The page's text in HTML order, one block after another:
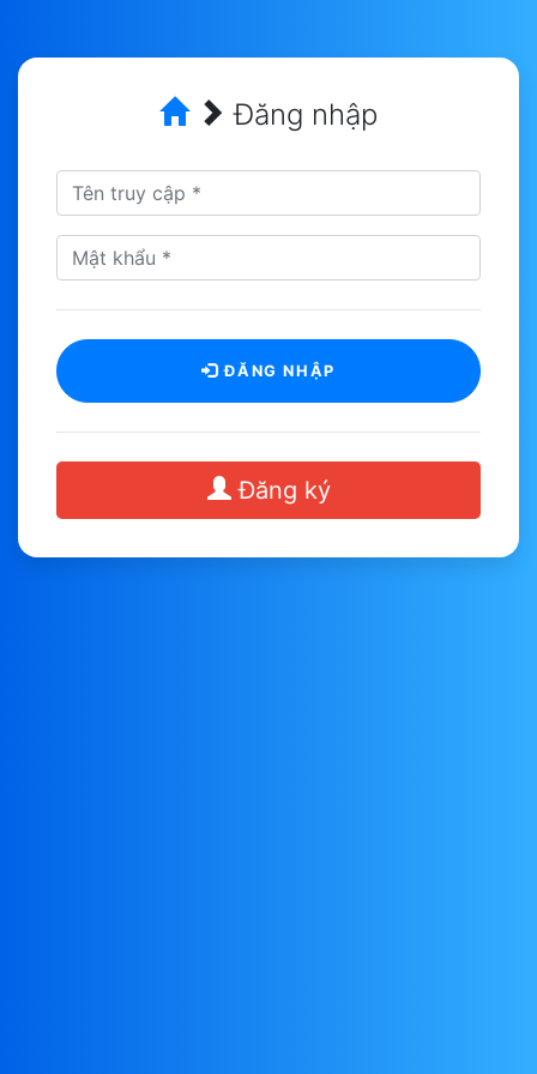
Đăng nhập
ĐĂNG NHẬP
Đăng ký